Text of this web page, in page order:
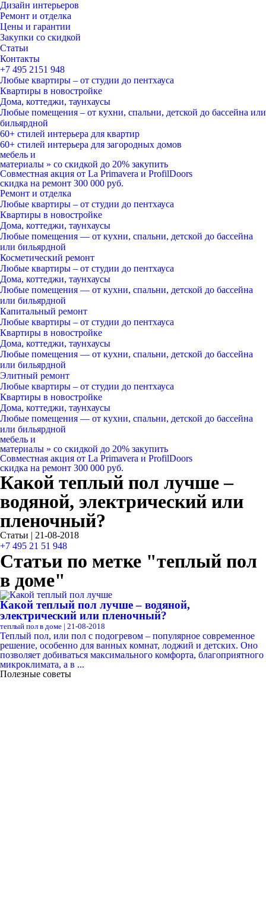
Дизайн интерьеров
Ремонт и отделка
Цены и гарантии
Закупки со скидкой
Статьи
Контакты
+7 495 2151 948
Любые квартиры – от студии до пентхауса
Квартиры в новостройке
Дома, коттеджи, таунхаусы
Любые помещения – от кухни, спальни, детской до бассейна или
бильярдной
60+ стилей интерьера для квартир
60+ стилей интерьера для загородных домов
мебель и
материалы » со скидкой до 20% закупить
Совместная акция от La Primavera и ProfilDoors
скидка на ремонт 300 000 руб.
Ремонт и отделка
Любые квартиры – от студии до пентхауса
Квартиры в новостройке
Дома, коттеджи, таунхаусы
Любые помещения — от кухни, спальни, детской до бассейна
или бильярдной
Косметический ремонт
Любые квартиры – от студии до пентхауса
Дома, коттеджи, таунхаусы
Любые помещения — от кухни, спальни, детской до бассейна
или бильярдной
Капитальный ремонт
Любые квартиры – от студии до пентхауса
Квартиры в новостройке
Дома, коттеджи, таунхаусы
Любые помещения — от кухни, спальни, детской до бассейна
или бильярдной
Элитный ремонт
Любые квартиры – от студии до пентхауса
Квартиры в новостройке
Дома, коттеджи, таунхаусы
Любые помещения — от кухни, спальни, детской до бассейна
или бильярдной
мебель и
материалы » со скидкой до 20% закупить
Совместная акция от La Primavera и ProfilDoors
скидка на ремонт 300 000 руб.
Какой теплый пол лучше –
водяной, электрический или
пленочный?
Статьи | 21-08-2018
+7 495 21 51 948
Статьи по метке "теплый пол
в доме"
Какой теплый пол лучше – водяной,
электрический или пленочный?
теплый пол в доме | 21-08-2018
Теплый пол, или пол с подогревом – популярное современное
решение, особенно для ванных комнат, лоджий и детских. Оно
позволяет добиваться максимального комфорта, благоприятного
микроклимата, а в ...
Полезные советы
Мы ничего не навязываем, лишь отвечаем на ваши вопросы